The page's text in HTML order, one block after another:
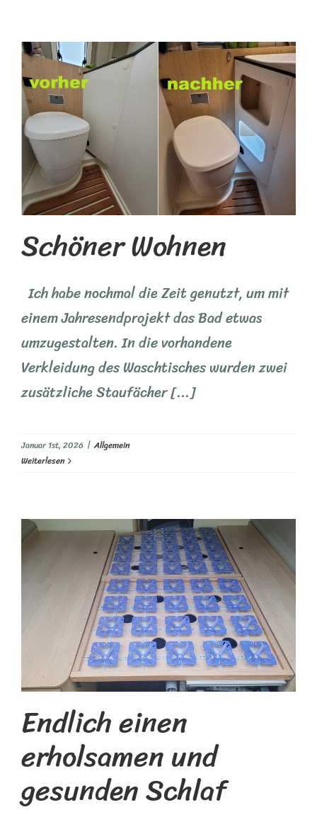
Schöner Wohnen
Ich habe nochmal die Zeit genutzt, um mit
einem Jahresendprojekt das Bad etwas
umzugestalten. In die vorhandene
Verkleidung des Waschtisches wurden zwei
zusätzliche Staufächer [...]
Januar 1st, 2026 | Allgemein
Weiterlesen
Endlich einen
erholsamen und
gesunden Schlaf